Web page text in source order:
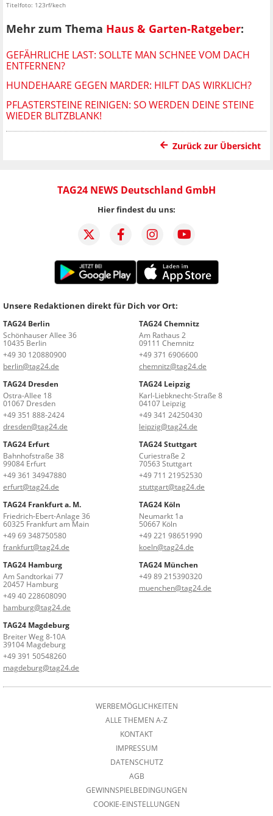
Titelfoto: 123rf/kech
Mehr zum Thema Haus & Garten-Ratgeber:
GEFÄHRLICHE LAST: SOLLTE MAN SCHNEE VOM DACH
ENTFERNEN?
HUNDEHAARE GEGEN MARDER: HILFT DAS WIRKLICH?
PFLASTERSTEINE REINIGEN: SO WERDEN DEINE STEINE
WIEDER BLITZBLANK!
Zurück zur Übersicht
TAG24 NEWS Deutschland GmbH
Hier findest du uns:
Unsere Redaktionen direkt für Dich vor Ort:
TAG24 Berlin
Schönhauser Allee 36
10435 Berlin
+49 30 120880900
berlin@tag24.de
TAG24 Chemnitz
Am Rathaus 2
09111 Chemnitz
+49 371 6906600
chemnitz@tag24.de
TAG24 Dresden
Ostra-Allee 18
01067 Dresden
+49 351 888-2424
dresden@tag24.de
TAG24 Leipzig
Karl-Liebknecht-Straße 8
04107 Leipzig
+49 341 24250430
leipzig@tag24.de
TAG24 Erfurt
Bahnhofstraße 38
99084 Erfurt
+49 361 34947880
erfurt@tag24.de
TAG24 Stuttgart
Curiestraße 2
70563 Stuttgart
+49 711 21952530
stuttgart@tag24.de
TAG24 Frankfurt a. M.
Friedrich-Ebert-Anlage 36
60325 Frankfurt am Main
+49 69 348750580
frankfurt@tag24.de
TAG24 Köln
Neumarkt 1a
50667 Köln
+49 221 98651990
koeln@tag24.de
TAG24 Hamburg
Am Sandtorkai 77
20457 Hamburg
+49 40 228608090
hamburg@tag24.de
TAG24 München
+49 89 215390320
muenchen@tag24.de
TAG24 Magdeburg
Breiter Weg 8-10A
39104 Magdeburg
+49 391 50548260
magdeburg@tag24.de
WERBEMÖGLICHKEITEN
ALLE THEMEN A-Z
KONTAKT
IMPRESSUM
DATENSCHUTZ
AGB
GEWINNSPIELBEDINGUNGEN
COOKIE-EINSTELLUNGEN